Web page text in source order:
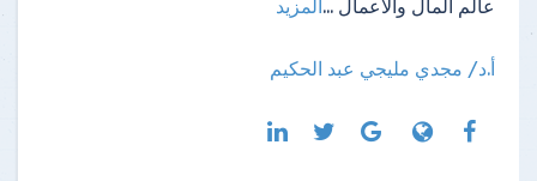
عالم المال والأعمال ...المزيد
أ.د/ مجدي مليجي عبد الحكيم